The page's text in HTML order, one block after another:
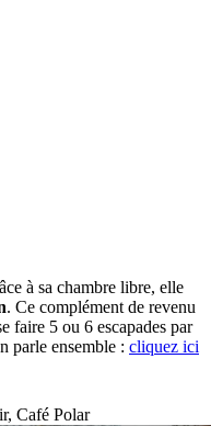
à sa chambre libre, elle
. Ce complément de revenu
faire 5 ou 6 escapades par
parle ensemble : cliquez ici
Café Polar